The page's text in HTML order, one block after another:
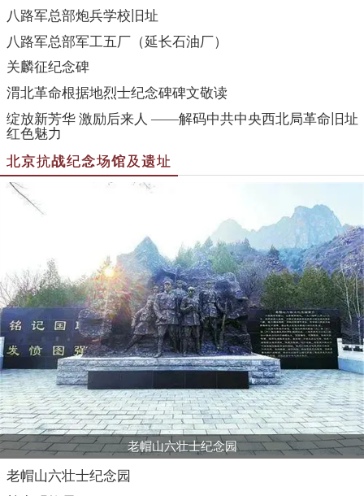
八路军总部炮兵学校旧址
八路军总部军工五厂（延长石油厂）
关麟征纪念碑
渭北革命根据地烈士纪念碑碑文敬读
绽放新芳华 激励后来人 ——解码中共中央西北局革命旧址
红色魅力
北京抗战纪念场馆及遗址
老帽山六壮士纪念园
老帽山六壮士纪念园